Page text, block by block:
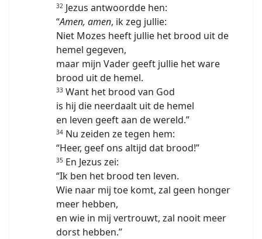
32 Jezus antwoordde hen:
“Amen, amen, ik zeg jullie:
Niet Mozes heeft jullie het brood uit de
hemel gegeven,
maar mijn Vader geeft jullie het ware
brood uit de hemel.
33 Want het brood van God
is hij die neerdaalt uit de hemel
en leven geeft aan de wereld.”
34 Nu zeiden ze tegen hem:
“Heer, geef ons altijd dat brood!”
35 En Jezus zei:
“Ik ben het brood ten leven.
Wie naar mij toe komt, zal geen honger
meer hebben,
en wie in mij vertrouwt, zal nooit meer
dorst hebben.”